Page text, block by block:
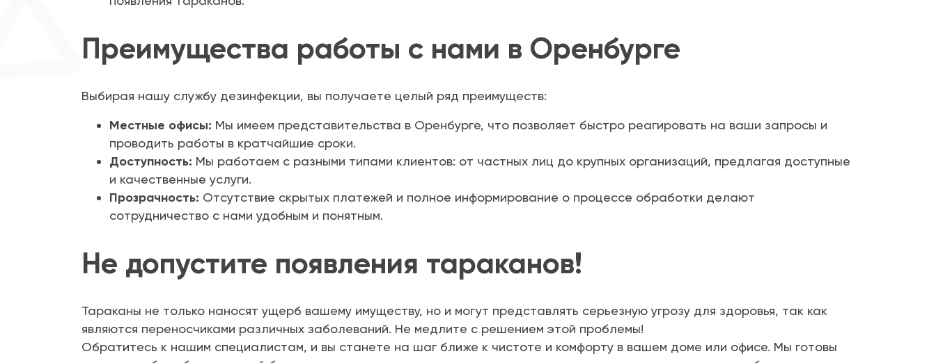
Преимущества работы с нами в Оренбурге
Выбирая нашу службу дезинфекции, вы получаете целый ряд преимуществ:
Местные офисы: Мы имеем представительства в Оренбурге, что позволяет быстро реагировать на ваши запросы и
проводить работы в кратчайшие сроки.
Доступность: Мы работаем с разными типами клиентов: от частных лиц до крупных организаций, предлагая доступные
и качественные услуги.
Прозрачность: Отсутствие скрытых платежей и полное информирование о процессе обработки делают
сотрудничество с нами удобным и понятным.
Не допустите появления тараканов!
Тараканы не только наносят ущерб вашему имуществу, но и могут представлять серьезную угрозу для здоровья, так как
являются переносчиками различных заболеваний. Не медлите с решением этой проблемы!
Обратитесь к нашим специалистам, и вы станете на шаг ближе к чистоте и комфорту в вашем доме или офисе. Мы готовы